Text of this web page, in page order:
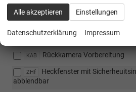
VM1 CW-Wert-Verkleidung
9H2
Dachblinkleuchten -
Montage ist TÜV Einzelabnahme
KAB Rückkamera Vorbereitung
ZHf
Heckfenster mit
abblendbar
Alle akzeptieren Einstellungen
Datenschutzerklärung Impressum